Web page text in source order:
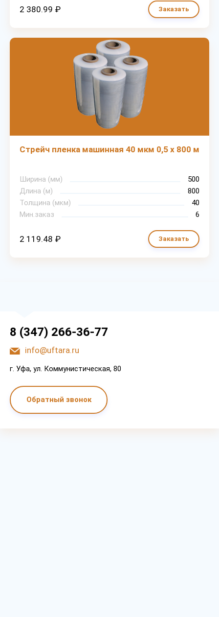
2 380.99 ₽ Заказать
Стрейч пленка машинная 40 мкм 0,5 х 800 м
Ширина (мм)
500
Длина (м)
800
Толщина (мкм)
40
Мин.заказ
6
2 119.48 ₽ Заказать
8 (347) 266-36-77
info@uftara.ru
г. Уфа, ул. Коммунистическая, 80
Обратный звонок